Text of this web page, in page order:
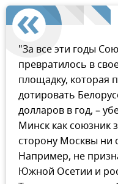
"За все эти годы
превратилось в
площадку, которая
дотировать
долларов в год, –
Минск как союзник
сторону Москвы ни
Например, не
Южной Осетии и